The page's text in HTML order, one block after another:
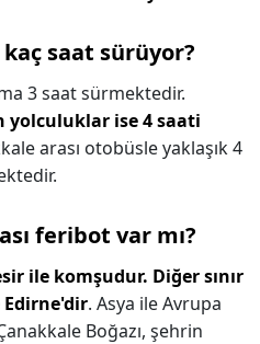
saat sürüyor?
3 saat sürmektedir.
yolculuklar ise 4 saati
arası otobüsle yaklaşık 4
feribot var mı?
ile komşudur. Diğer sınır
Edirne'dir. Asya ile Avrupa
Boğazı, şehrin